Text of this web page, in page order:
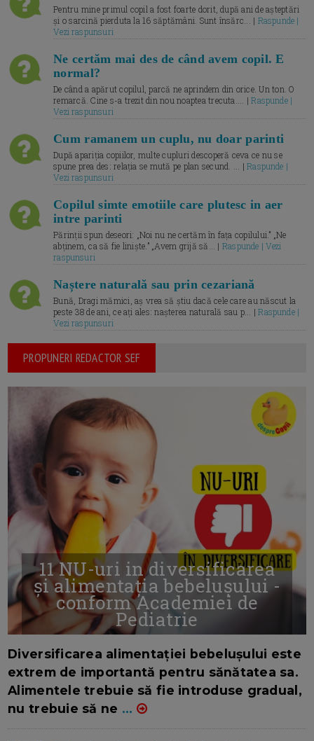
Pentru mine primul copil a fost foarte dorit, după ani de așteptări
și o sarcină pierduta la 16 săptămâni. Sunt însărc... | Raspunde |
Vezi raspunsuri
Ne certăm mai des de când avem copil. E
normal?
De când a apărut copilul, parcă ne aprindem din orice. Un ton. O
remarcă. Cine s-a trezit din nou noaptea trecuta.... |Raspunde |
Vezi raspunsuri
Cum ramanem un cuplu, nu doar parinti
După apariția copiilor, multe cupluri descoperă ceva ce nu se
spune prea des: relația se mută pe plan secund. ... |Raspunde |
Vezi raspunsuri
Copilul simte emotiile care plutesc in aer
intre parinti
Părinții spun deseori: „Noi nu ne certăm în fața copilului.” „Ne
abținem, ca să fie liniște.” „Avem grijă să... | Raspunde | Vezi
raspunsuri
Naștere naturală sau prin cezariană
Bună, Dragi mămici, aș vrea să știu dacă cele care au născut la
peste 38 de ani, ce ați ales: nașterea naturală sau p... |Raspunde |
Vezi raspunsuri
PROPUNERI REDACTOR SEF
11 NU-uri in diversificarea
și alimentația bebelușului -
conform Academiei de
Pediatrie
Diversificarea alimentației bebelușului este
extrem de importantă pentru sănătatea sa.
Alimentele trebuie să fie introduse gradual,
nu trebuie să ne ...